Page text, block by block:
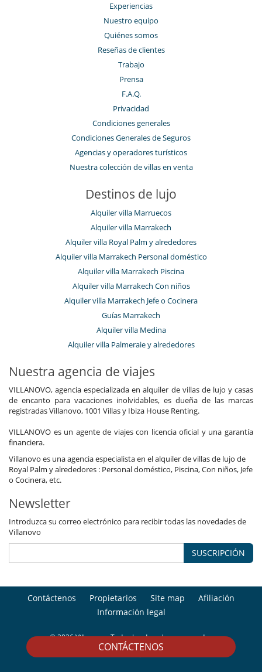
CONTÁCTENOS
Experiencias
Nuestro equipo
Quiénes somos
Reseñas de clientes
Trabajo
Prensa
F.A.Q.
Privacidad
Condiciones generales
Condiciones Generales de Seguros
Agencias y operadores turísticos
Nuestra colección de villas en venta
Destinos de lujo
Alquiler villa Marruecos
Alquiler villa Marrakech
Alquiler villa Royal Palm y alrededores
Alquiler villa Marrakech Personal doméstico
Alquiler villa Marrakech Piscina
Alquiler villa Marrakech Con niños
Alquiler villa Marrakech Jefe o Cocinera
Guías Marrakech
Alquiler villa Medina
Alquiler villa Palmeraie y alrededores
Nuestra agencia de viajes
VILLANOVO, agencia especializada en alquiler de villas de lujo y casas
de encanto para vacaciones inolvidables, es dueña de las marcas
registradas Villanovo, 1001 Villas y Ibiza House Renting.
VILLANOVO es un agente de viajes con licencia oficial y una garantía
financiera.
Villanovo es una agencia especialista en el alquiler de villas de lujo de
Royal Palm y alrededores : Personal doméstico, Piscina, Con niños, Jefe
o Cocinera, etc.
Newsletter
Introduzca su correo electrónico para recibir todas las novedades de
Villanovo
SUSCRIPCIÓN
Contáctenos Propietarios Site map
Afiliación
Información legal
© 2026 Villanovo - Todos los derechos reservados